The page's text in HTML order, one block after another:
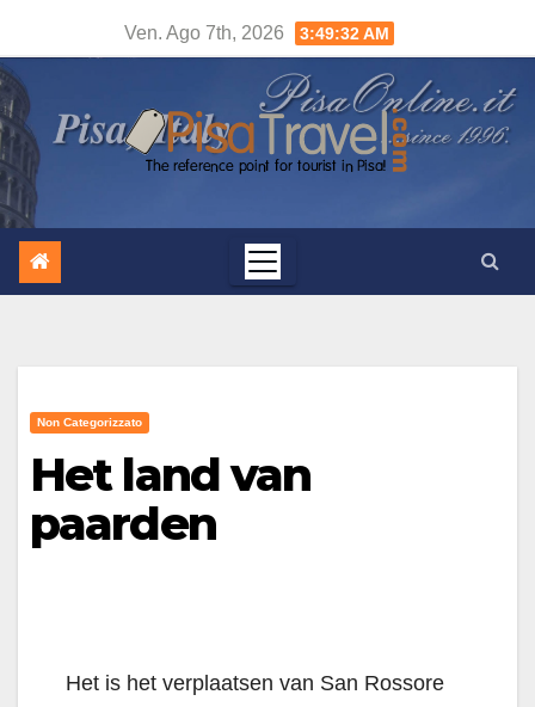
contenuto
Ven. Ago 7th, 2026 3:49:33 AM
Non Categorizzato
Het land van
paarden
Het is het verplaatsen van San Rossore